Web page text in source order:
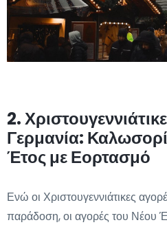
2.
Γερμανία:
Έτος με Εορτασμό
Ενώ οι Χριστουγεννιάτικες
παράδοση, οι αγορές του Νέου